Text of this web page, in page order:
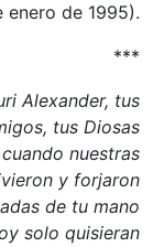
enero de 1995).
***
Alexander, tus
tus Diosas
nuestras
y forjaron
de tu mano
solo quisieran